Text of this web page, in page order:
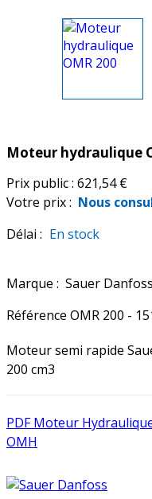
Moteur hydraulique
Prix public : 621,54 €
Votre prix : Nous
Délai : En stock
Marque : Sauer Danfoss
Référence OMR 200 -
Moteur semi rapide
200 cm3
PDF Moteur
OMH